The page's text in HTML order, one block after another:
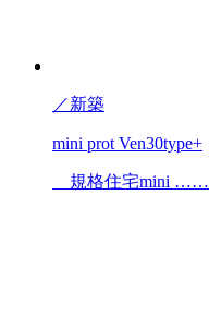
／新築
mini prot Ven30type+
規格住宅mini ……